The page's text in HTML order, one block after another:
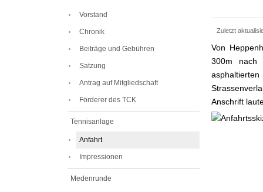
Vorstand
Chronik
Beiträge und Gebühren
Satzung
Antrag auf Mitgliedschaft
Förderer des TCK
Tennisanlage
Anfahrt
Impressionen
Medenrunde
Zuletzt
Von
300m nach
Anschrift